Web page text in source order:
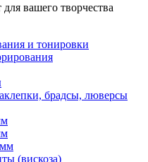
вашего творчества
и тонировки
брадсы, люверсы
(вискоза)